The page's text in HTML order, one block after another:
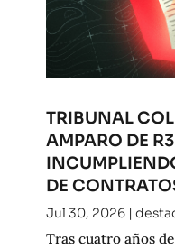
TRIBUNAL
AMPARO DE
DE
Jul 30, 2026|
Tras cuatro años